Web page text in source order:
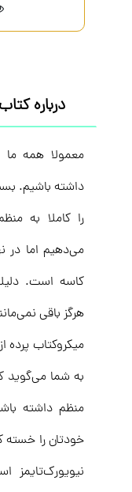
درباره کتاب
معمولا همه ما
داشته باشیم.
را کاملا به
می‌دهیم اما
کاسه‌ است.
میکروکتاب پرده
به شما می‌گوید
منظم داشته
خودتان را